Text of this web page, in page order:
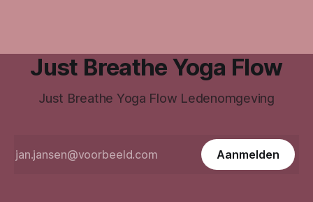
Just Breathe Yoga Flow
Just Breathe Yoga Flow Ledenomgeving
Aanmelden